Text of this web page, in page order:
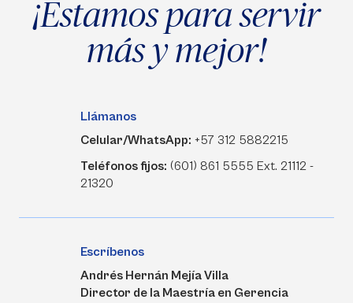
¡Estamos para servir
más y mejor!
Llámanos
Celular/WhatsApp: +57 312 5882215
Teléfonos fijos: (601) 861 5555 Ext. 21112 -
21320
Escríbenos
Andrés Hernán Mejía Villa
Director de la Maestría en Gerencia